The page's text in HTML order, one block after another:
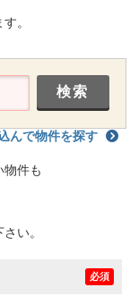
。
んで物件を探す
物件も
い。
必須